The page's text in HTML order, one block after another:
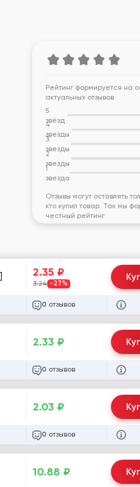
Рейтинг формируется на
актуальных отзывов
5
звёзд
4
звезды
3
звезды
2
звезды
1
звезда
Отзывы могут оставлять
кто купил товар. Так мы
честный рейтинг
2.35 ₽
3.24 -27%
0 отзывов
2.33 ₽
0 отзывов
2.03 ₽
0 отзывов
10.88 ₽